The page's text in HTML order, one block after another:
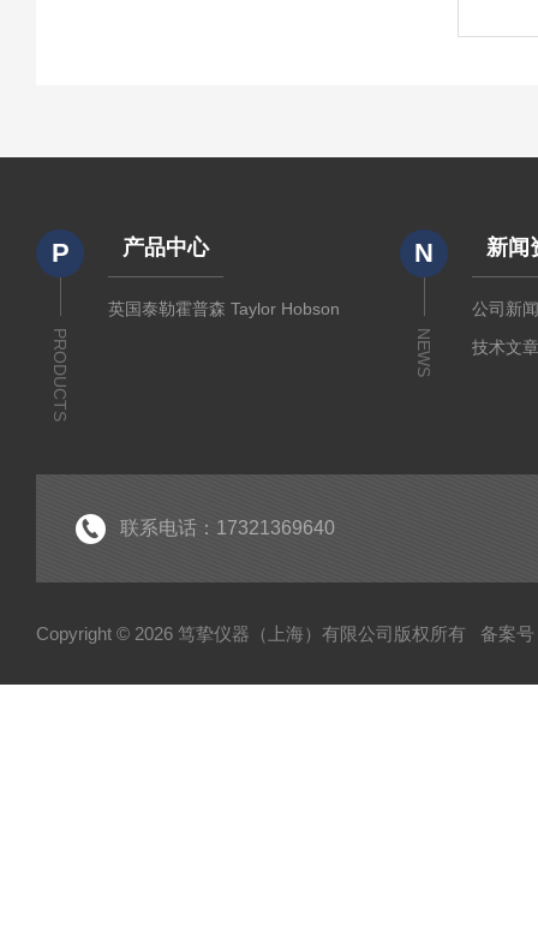
P
PRODUCTS
产品中心
英国泰勒霍普森 Taylor Hobson
N
NEWS
新闻
公司新
技术文
联系电话：17321369640
Copyright © 2026 笃挚仪器（上海）有限公司版权所有 备案号